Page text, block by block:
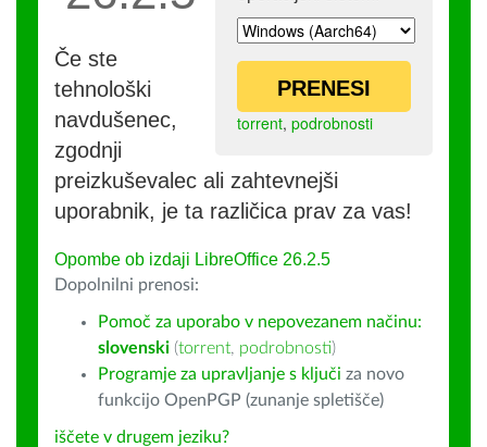
PRENESI
torrent, podrobnosti
Če ste
tehnološki
navdušenec,
zgodnji
preizkuševalec ali zahtevnejši
uporabnik, je ta različica prav za vas!
Opombe ob izdaji LibreOffice 26.2.5
Dopolnilni prenosi:
Pomoč za uporabo v nepovezanem načinu:
slovenski (torrent, podrobnosti)
Programje za upravljanje s ključi za novo
funkcijo OpenPGP (zunanje spletišče)
iščete v drugem jeziku?